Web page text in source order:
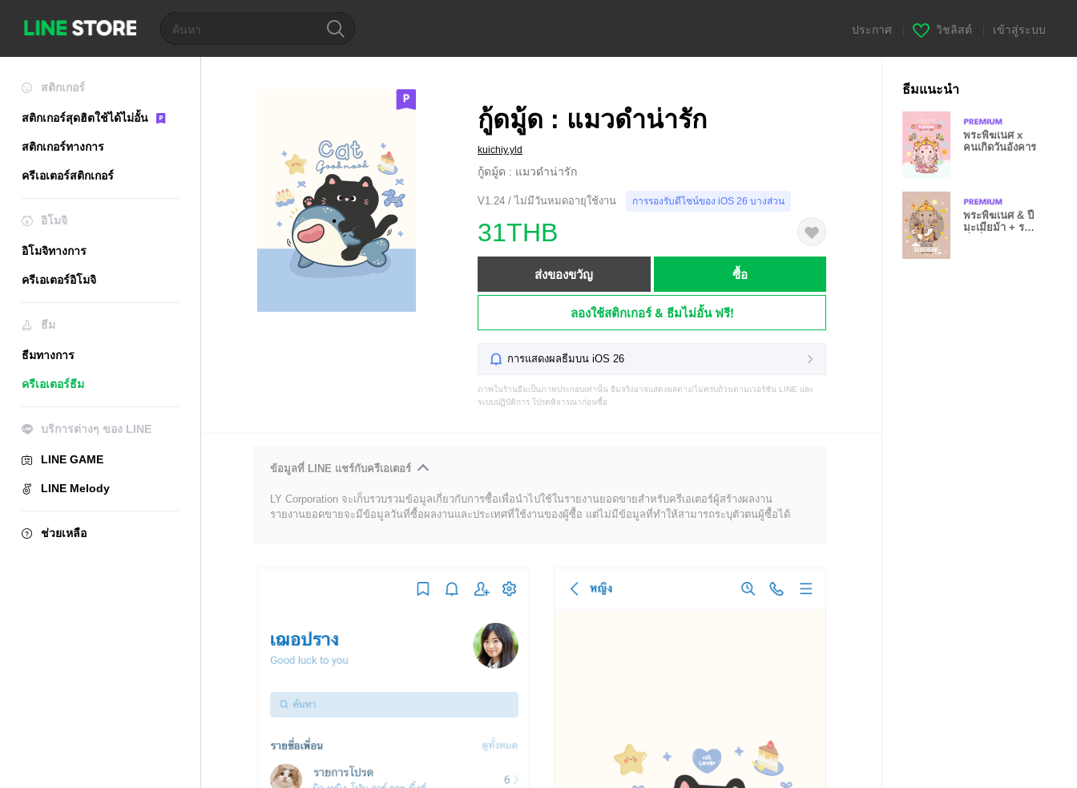
ประกาศ วิชลิสต์ เข้าสู่ระบบ
สติกเกอร์
สติกเกอร์สุดฮิตใช้ได้ไม่อั้น
สติกเกอร์ทางการ
ครีเอเตอร์สติกเกอร์
อิโมจิ
อิโมจิทางการ
ครีเอเตอร์อิโมจิ
ธีม
ธีมทางการ
ครีเอเตอร์ธีม
บริการต่างๆ ของ LINE
LINE GAME
LINE Melody
ช่วยเหลือ
กู้ดมู้ด : แมวดำน่ารัก
kuichiy.yld
กู้ดมู้ด : แมวดำน่ารัก
V1.24 / ไม่มีวันหมดอายุใช้งาน การรองรับดีไซน์ของ iOS 26 บางส่วน
31THB
ส่งของขวัญ ซื้อ
ลองใช้สติกเกอร์ & ธีมไม่อั้น ฟรี!
การแสดงผลธีมบน iOS 26
ภาพในร้านธีมเป็นภาพประกอบเท่านั้น ธีมจริงอาจแสดงผลต่าง/ไม่ครบถ้วนตามเวอร์ชัน LINE และ
ระบบปฏิบัติการ โปรดพิจารณาก่อนซื้อ
ข้อมูลที่ LINE แชร์กับครีเอเตอร์
LY Corporation จะเก็บรวบรวมข้อมูลเกี่ยวกับการซื้อเพื่อนำไปใช้ในรายงานยอดขายสำหรับครีเอเตอร์ผู้สร้างผลงาน
รายงานยอดขายจะมีข้อมูลวันที่ซื้อผลงานและประเทศที่ใช้งานของผู้ซื้อ แต่ไม่มีข้อมูลที่ทำให้สามารถระบุตัวตนผู้ซื้อได้
ธีมแนะนำ
พระพิฆเนศ x
คนเกิดวันอังคาร
พระพิฆเนศ & ปี
มะเมียม้า + รวย